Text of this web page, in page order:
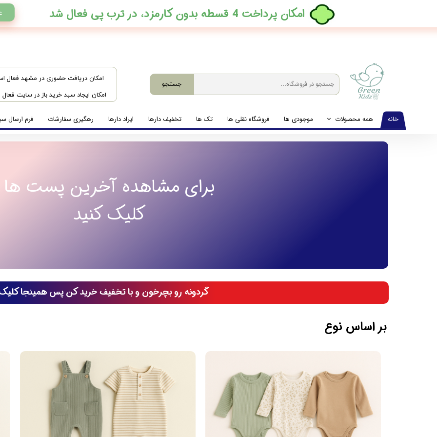
​امکان دریافت حضوری در مشهد فعال
امکان ایجاد سبد خرید باز در سایت
جستجو
خانه همه محصولات
لباس نوزاد تا نوجوان
موجودی ها فروشگاه نقلی ها تک ها تخفیف دارها ایراد دارها رهگیری سفارشات فرم ارسال
​امکان پرداخت 4 قسطه بدون کارمزد، در ترب پی فعال شد
برای مشاهده آخرین پست ها
کلیک کنید
گردونه رو بچرخون و با تخفیف خرید کن پس همینجا
بر اساس نوع